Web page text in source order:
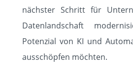
nächster Schritt für
Datenlandschaft
Potenzial von KI und
ausschöpfen möchten.